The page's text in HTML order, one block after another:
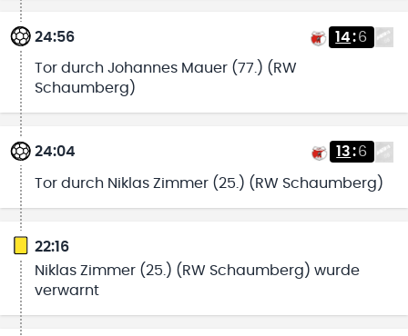
24:56 14:6
Tor durch Johannes Mauer (77.) (RW
Schaumberg)
24:04 13:6
Tor durch Niklas Zimmer (25.) (RW Schaumberg)
22:16
Niklas Zimmer (25.) (RW Schaumberg) wurde
verwarnt